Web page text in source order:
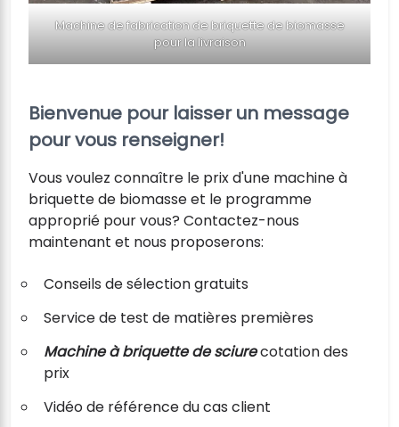
Machine de fabrication de briquette de biomasse
pour la livraison
Bienvenue pour laisser un message
pour vous renseigner!
Vous voulez connaître le prix d'une machine à
briquette de biomasse et le programme
approprié pour vous? Contactez-nous
maintenant et nous proposerons:
Conseils de sélection gratuits
Service de test de matières premières
Machine à briquette de sciurecotation des
prix
Vidéo de référence du cas client